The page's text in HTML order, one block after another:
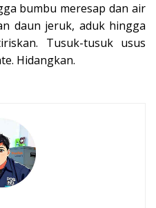
bumbu meresap dan air
daun jeruk, aduk hingga
Tusuk-tusuk usus
Hidangkan.